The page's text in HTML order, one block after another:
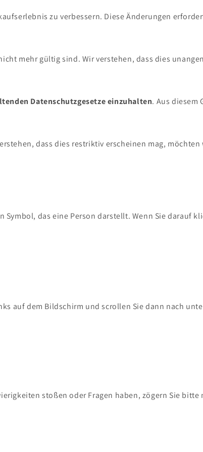
zu verbessern. Diese Änderungen
mehr gültig sind. Wir verstehen, dass dies
Datenschutzgesetze einzuhalten. Aus diesem
dass dies restriktiv erscheinen mag,
das eine Person darstellt. Wenn Sie darauf
auf dem Bildschirm und scrollen Sie dann nach
stoßen oder Fragen haben, zögern Sie